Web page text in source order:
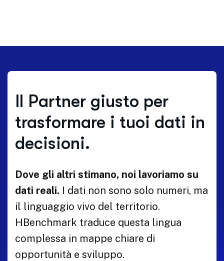
Il Partner giusto per
trasformare i tuoi dati in
decisioni.
Dove gli altri stimano, noi lavoriamo su
dati reali. I dati non sono solo numeri, ma
il linguaggio vivo del territorio.
HBenchmark traduce questa lingua
complessa in mappe chiare di
opportunità e sviluppo.